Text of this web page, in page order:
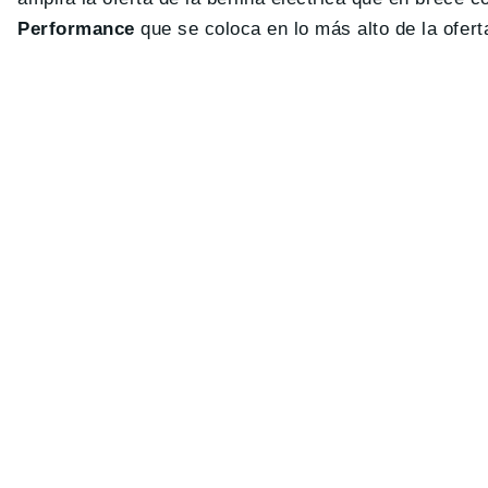
Performance que se coloca en lo más alto de la